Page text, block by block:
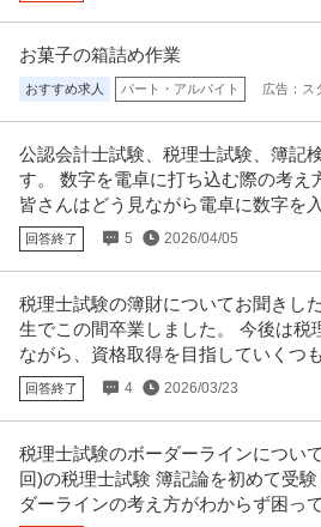
お菓子の箱詰め作業
おすすめ求人 パート・アルバイト 広告：ス
公認会計士試験、税理士試験、簿記
す。 数字を電卓に打ち込む際の考え
皆さんはどう見ながら電卓に数字を
回答終了 5 2026/04/05
税理士試験の簿財についてお聞きし
生でこの間卒業しました。 今後は税
ながら、資格取得を目指していくつ
回答終了 4 2026/03/23
税理士試験のボーダーラインについ
回)の税理士試験 簿記論を初めて受
ダーラインの考え方がわからず困っ